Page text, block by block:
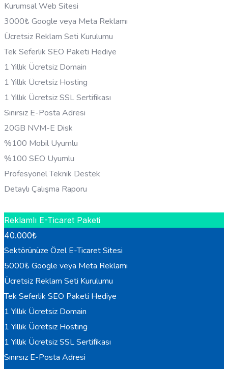
Kurumsal Web Sitesi
3000₺ Google veya Meta Reklamı
Ücretsiz Reklam Seti Kurulumu
Tek Seferlik SEO Paketi Hediye
1 Yıllık Ücretsiz Domain
1 Yıllık Ücretsiz Hosting
1 Yıllık Ücretsiz SSL Sertifikası
Sınırsız E-Posta Adresi
20GB NVM-E Disk
%100 Mobil Uyumlu
%100 SEO Uyumlu
Profesyonel Teknik Destek
Detaylı Çalışma Raporu
Reklamlı E-Ticaret Paketi
40.000₺
Sektörünüze Özel E-Ticaret Sitesi
5000₺ Google veya Meta Reklamı
Ücretsiz Reklam Seti Kurulumu
Tek Seferlik SEO Paketi Hediye
1 Yıllık Ücretsiz Domain
1 Yıllık Ücretsiz Hosting
1 Yıllık Ücretsiz SSL Sertifikası
Sınırsız E-Posta Adresi